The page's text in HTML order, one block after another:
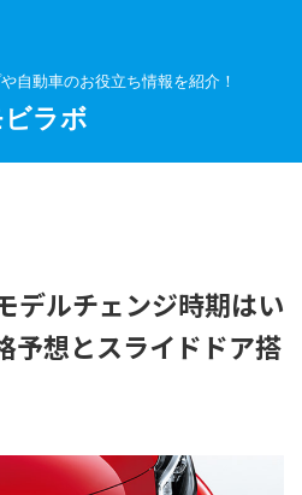
自動車のお役立ち情報を紹介！
ラボ
デルチェンジ時期はい
予想とスライドドア搭